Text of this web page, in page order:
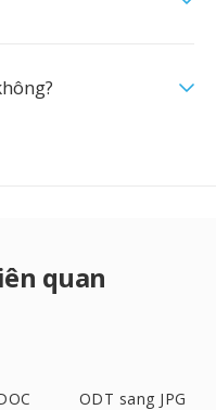
quan
ODT sang JPG